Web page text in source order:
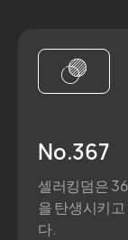
No.367
셀러킹덤은
을 탄생시키
다.